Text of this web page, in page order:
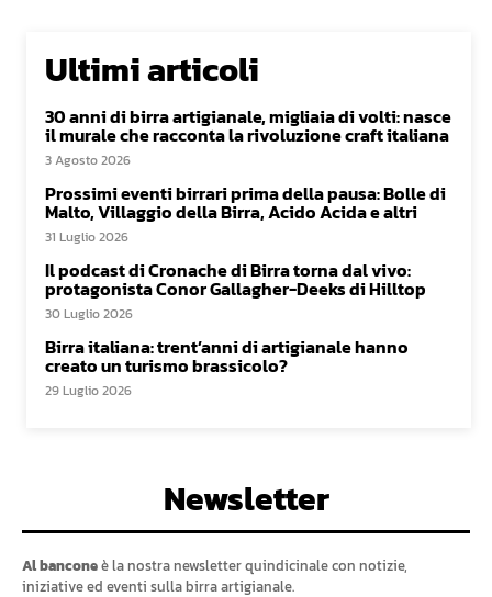
Ultimi articoli
30 anni di birra artigianale, migliaia di volti: nasce
il murale che racconta la rivoluzione craft italiana
3 Agosto 2026
Prossimi eventi birrari prima della pausa: Bolle di
Malto, Villaggio della Birra, Acido Acida e altri
31 Luglio 2026
Il podcast di Cronache di Birra torna dal vivo:
protagonista Conor Gallagher-Deeks di Hilltop
30 Luglio 2026
Birra italiana: trent’anni di artigianale hanno
creato un turismo brassicolo?
29 Luglio 2026
Newsletter
Al banconeè la nostra newsletter quindicinale con notizie,
iniziative ed eventi sulla birra artigianale.